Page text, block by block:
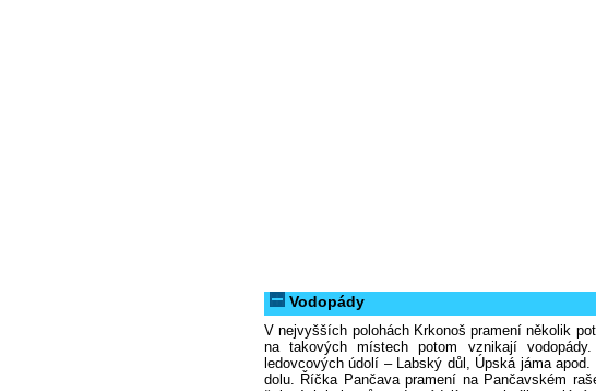
Vodopády
V nejvyšších polohách Krkonoš pramení několik
na takových místech potom vznikají
ledovcových údolí – Labský důl, Úpská jáma
dolu. Říčka Pančava pramení na Pančavském